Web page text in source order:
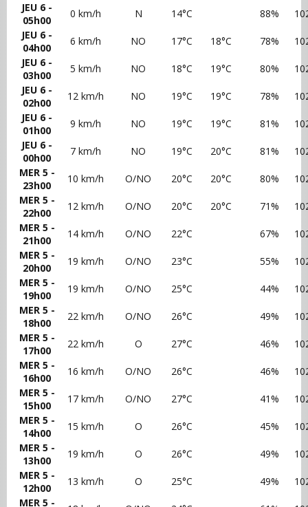
JEU 6 -
05h00
0 km/h N 14°C 88%
JEU 6 -
04h00
6 km/h NO 17°C 18°C 78%
JEU 6 -
03h00
5 km/h NO 18°C 19°C 80%
JEU 6 -
02h00
12 km/h NO 19°C 19°C 78%
JEU 6 -
01h00
9 km/h NO 19°C 19°C 81%
JEU 6 -
00h00
7 km/h NO 19°C 20°C 81%
MER 5 -
23h00
10 km/h O/NO 20°C 20°C 80%
MER 5 -
22h00
12 km/h O/NO 20°C 20°C 71%
MER 5 -
21h00
14 km/h O/NO 22°C 67%
MER 5 -
20h00
19 km/h O/NO 23°C 55%
MER 5 -
19h00
19 km/h O/NO 25°C 44%
MER 5 -
18h00
22 km/h O/NO 26°C 49%
MER 5 -
17h00
22 km/h O 27°C 46%
MER 5 -
16h00
16 km/h O/NO 26°C 46%
MER 5 -
15h00
17 km/h O/NO 27°C 41%
MER 5 -
14h00
15 km/h O 26°C 45%
MER 5 -
13h00
19 km/h O 26°C 49%
MER 5 -
12h00
13 km/h O 25°C 49%
MER 5 -